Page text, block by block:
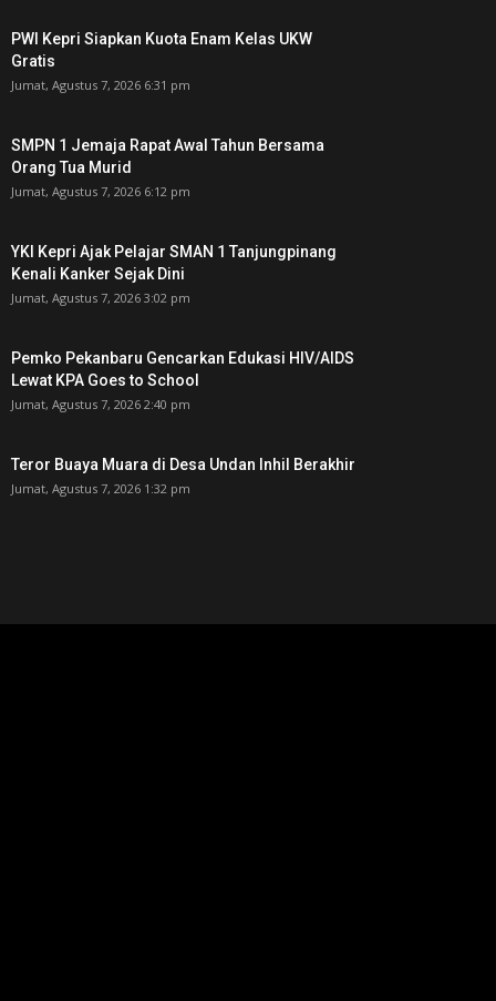
PWI Kepri Siapkan Kuota Enam Kelas UKW
Gratis
Jumat, Agustus 7, 2026 6:31 pm
SMPN 1 Jemaja Rapat Awal Tahun Bersama
Orang Tua Murid ‎
Jumat, Agustus 7, 2026 6:12 pm
YKI Kepri Ajak Pelajar SMAN 1 Tanjungpinang
Kenali Kanker Sejak Dini
Jumat, Agustus 7, 2026 3:02 pm
Pemko Pekanbaru Gencarkan Edukasi HIV/AIDS
Lewat KPA Goes to School
Jumat, Agustus 7, 2026 2:40 pm
Teror Buaya Muara di Desa Undan Inhil Berakhir
Jumat, Agustus 7, 2026 1:32 pm